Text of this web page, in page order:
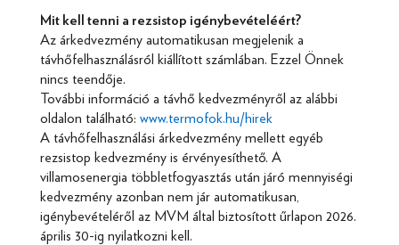
Mit kell tenni a rezsistop igénybevételéért?
Az árkedvezmény automatikusan megjelenik a
távhőfelhasználásról kiállított számlában. Ezzel Önnek
nincs teendője.
További információ a távhő kedvezményről az alábbi
oldalon található: www.termofok.hu/hirek
A távhőfelhasználási árkedvezmény mellett egyéb
rezsistop kedvezmény is érvényesíthető. A
villamosenergia többletfogyasztás után járó mennyiségi
kedvezmény azonban nem jár automatikusan,
igénybevételéről az MVM által biztosított űrlapon 2026.
április 30-ig nyilatkozni kell.